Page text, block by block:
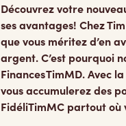
Découvrez votre
ses avantages! Chez
que vous méritez d’en
argent. C’est pourquoi
Finances TimMD. Avec
vous accumulerez des
FidéliTimMC partout où